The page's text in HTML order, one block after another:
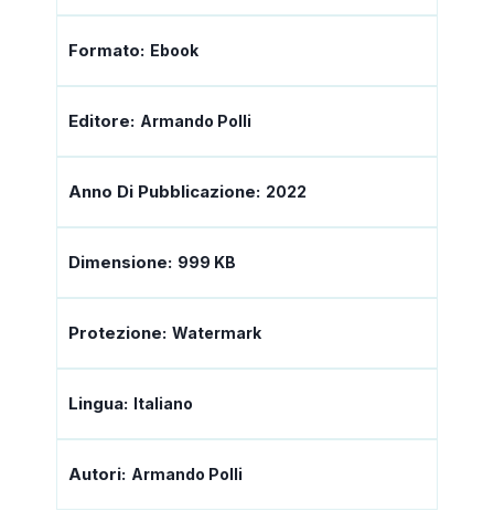
Formato: Ebook
Editore: Armando Polli
Anno Di Pubblicazione: 2022
Dimensione: 999 KB
Protezione: Watermark
Lingua: Italiano
Autori: Armando Polli